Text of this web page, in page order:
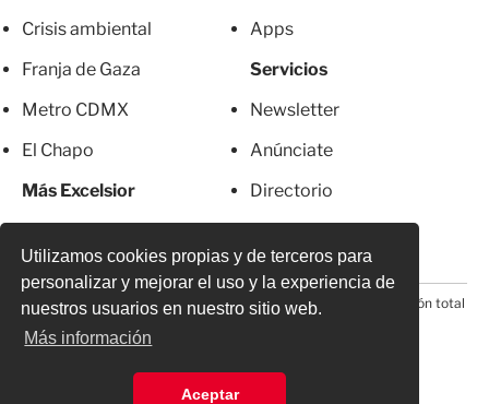
Utilizamos cookies propias y de terceros para
personalizar y mejorar el uso y la experiencia de
nuestros usuarios en nuestro sitio web.
Más información
Aceptar
Crisis ambiental
Franja de Gaza
Metro CDMX
El Chapo
Más Excelsior
Apps
Servicios
Newsletter
Anúnciate
Directorio
© 2026 Todos los derechos reservados. Prohibida la reproducción total
o parcial, incluyendo cualquier medio electrónico*